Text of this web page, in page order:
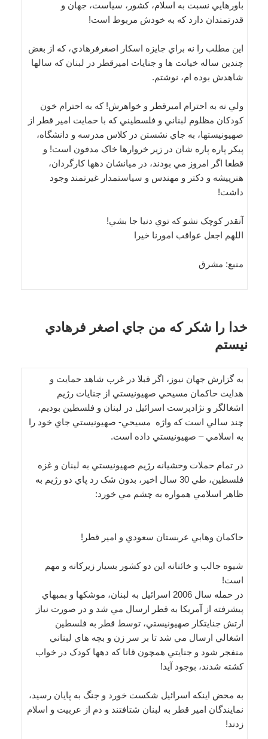
باورهايي نسبت به اسلام، کشور، سياست، جهان و
قدرتمندان دارد که به خودش مربوط است!
اين مطلب را نه براي جايزه اسکار اصغرفرهادي، که از بغض
چندين ساله خيانت ها و جنايات اميرقطر در لبنان که سالها
شاهدش بوده ام، نوشتم.
ولي نه به احترام اميرقطر و خواهرش! که به احترام خون
کودکان مظلوم لبناني و فلسطيني که با حمايت امير قطر از
صهيونيستها، به جاي نشستن در کلاس مدرسه و دانشگاه،
پيکر پاره پاره شان در زير خروارها خاک مدفون است! و
قطعا اگر امروز مي بودند، در ميانشان دهها کارگردان،
هنرپيشه و دکتر و مهندس و سياستمدار غيرتمند وجود
داشت!
آنقدر کوچک نشو که توي دنيا جا بشي!
اللهم اجعل عواقب امورنا خيرا
منبع: مشرق
خدا را شکر که من جاي اصغر فرهادي
نيستم
به گزارش جهان نیوز، اگر قبلا در غرب شاهد حمايت و
هدايت حاکمان مسيحي صهيونيستي از جنايات رژيم
اشغالگر و نژادپرست اسرائيل در لبنان و فلسطين بوديم،
چند سالي است که واژه مسيحي- صهيونيستي جاي خود را
به اسلامي – صهيونيستي داده است.
در تمام حملات وحشيانه رژيم صهيونيستي به لبنان و غزه
فلسطين، طي 30 سال اخير، بدون شک رد پاي دو رژيم به
ظاهر اسلامي همواره به چشم مي خورد:
حاکمان وهابي عربستان سعودي و امير قطر!
شيوه جالب و خائنانه اين دو کشور بسيار زيرکانه و مهم
است!
در حمله سال 2006 اسرائيل به لبنان، موشکها و بمبهاي
پيشرفته از آمريکا به قطر ارسال مي شد و در صورت نياز
ارتش جنايتکار صهيونيستي، توسط قطر به فلسطين
اشغالي ارسال مي شد تا بر سر زن و بچه هاي لبناني
منفجر شود و جنايتي همچون قانا که دهها کودک در خواب
کشته شدند، بوجود آيد!
به محض اينکه اسرائيل شکست خورد و جنگ به پايان رسيد،
نمايندگان امير قطر به لبنان شتافتند و دم از عربيت و اسلام
زدند!